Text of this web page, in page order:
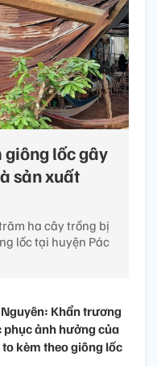
giông lốc gây
sản xuất
ha cây trồng bị
lốc tại huyện Pác
Khẩn trương
phục ảnh hưởng của
kèm theo giông lốc